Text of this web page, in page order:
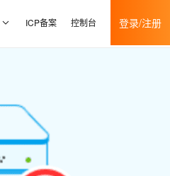
ICP备案 控制台 登录/注册